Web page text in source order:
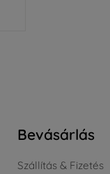
Bevásárlás
Szállítás & Fizetés